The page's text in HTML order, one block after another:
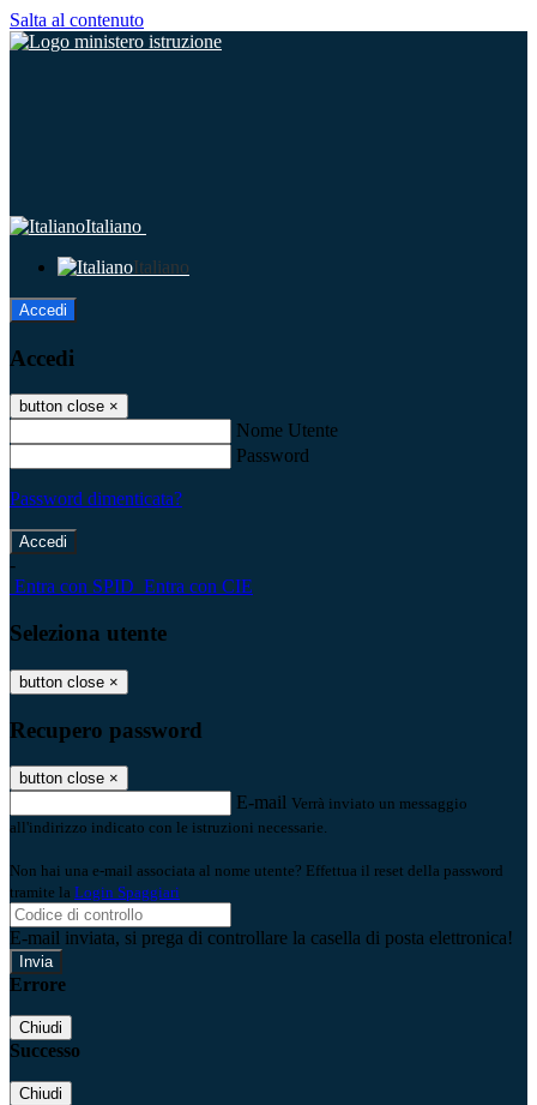
Salta al contenuto
Italiano
Italiano
Accedi
Accedi
button close ×
Nome Utente
Password
Password dimenticata?
-
Entra con SPID Entra con CIE
Seleziona utente
button close ×
Recupero password
button close ×
E-mail Verrà inviato un messaggio
all'indirizzo indicato con le istruzioni necessarie.
Non hai una e-mail associata al nome utente? Effettua il reset della password
tramite la Login Spaggiari
E-mail inviata, si prega di controllare la casella di posta elettronica!
Errore
Chiudi
Successo
Chiudi